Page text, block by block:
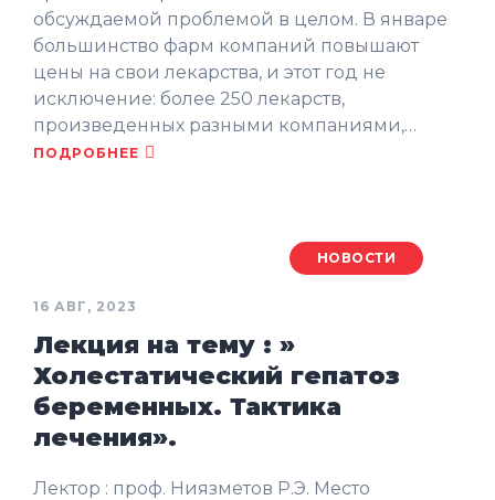
обсуждаемой проблемой в целом. В январе
большинство фарм компаний повышают
цены на свои лекарства, и этот год не
исключение: более 250 лекарств,
произведенных разными компаниями,…
ПОДРОБНЕЕ
НОВОСТИ
16 АВГ, 2023
Лекция на тему : »
Холестатический гепатоз
беременных. Тактика
лечения».
Лектор : проф. Ниязметов Р.Э. Место